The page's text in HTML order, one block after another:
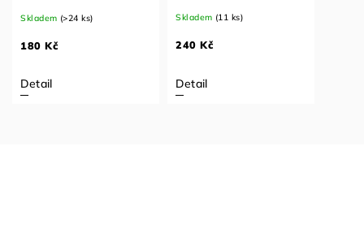
Skladem (>24 ks)
180 Kč
Detail
Skladem (11 ks)
240 Kč
Detail